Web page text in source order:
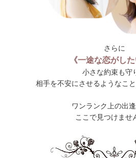
さらに
《一途な恋がした
小さな約束も守
相手を不安にさせるようなこ
ワンランク上の出逢
ここで見つけませ